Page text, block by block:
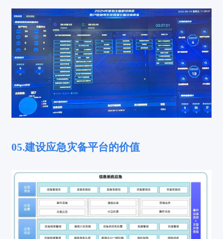
05.建设应急灾备平台的价值